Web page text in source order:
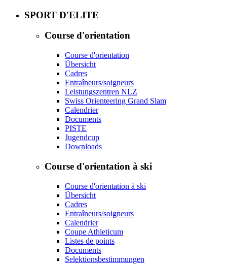
SPORT D'ELITE
Course d'orientation
Course d'orientation
Übersicht
Cadres
Entraîneurs/soigneurs
Leistungszentren NLZ
Swiss Orienteering Grand Slam
Calendrier
Documents
PISTE
Jugendcup
Downloads
Course d'orientation à ski
Course d'orientation à ski
Übersicht
Cadres
Entraîneurs/soigneurs
Calendrier
Coupe Athleticum
Listes de points
Documents
Selektionsbestimmungen